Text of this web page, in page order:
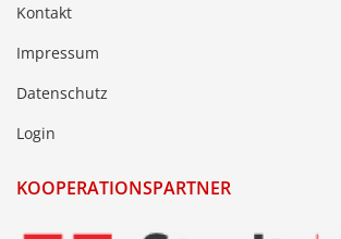
Kontakt
Impressum
Datenschutz
Login
KOOPERATIONSPARTNER